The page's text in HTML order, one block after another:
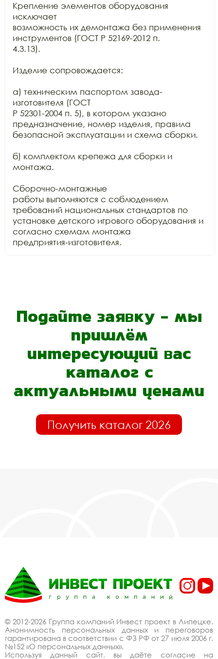
Крепление элементов оборудования
исключает
возможность их демонтажа без применения
инструментов (ГОСТ Р 52169-2012 п.
4.3.13).
Изделие сопровождается:
а) техническим паспортом завода-
изготовителя (ГОСТ
Р 52301-2004 п. 5), в котором указано
предназначение, номер изделия, правила
безопасной эксплуатации и схема сборки.
б) комплектом крепежа для сборки и
монтажа.
Сборочно-монтажные
работы выполняются с соблюдением
требований национальных стандартов по
установке детского игрового оборудования и
согласно схемам монтажа
предприятия-изготовителя.
Подайте заявку - мы
пришлём
интересующий вас
каталог с
актуальными ценами
Получить каталог 2026
© 2012-2026 Группа компаний Инвест проект в Липецке.
Анонимность персональных данных и переговоров
гарантирована в соответствии с ФЗ РФ от 27 июля 2006 г.
№152 «О персональных данных».
Используя данный сайт, вы даёте согласие на